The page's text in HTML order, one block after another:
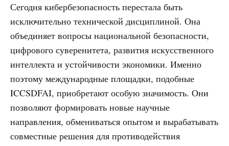
Сегодня кибербезопасность перестала быть
исключительно технической дисциплиной. Она
объединяет вопросы национальной безопасности,
цифрового суверенитета, развития искусственного
интеллекта и устойчивости экономики. Именно
поэтому международные площадки, подобные
ICCSDFAI, приобретают особую значимость. Они
позволяют формировать новые научные
направления, обмениваться опытом и вырабатывать
совместные решения для противодействия